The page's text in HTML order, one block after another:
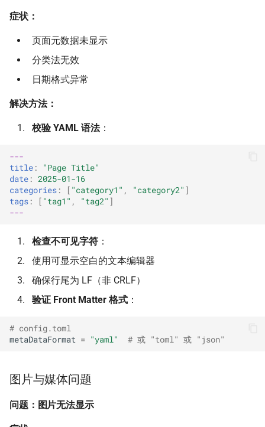
症状：
页面元数据未显示
分类法无效
日期格式异常
解决方法：
校验 YAML 语法：
---
title : "Page Title"
date : 2025-01-16
categories : [ "category1" , "category2" ]
tags : [ "tag1" , "tag2" ]
---
检查不可见字符 ：
使用可显示空白的文本编辑器
确保行尾为 LF（非 CRLF）
验证 Front Matter 格式 ：
# config.toml
metaDataFormat = "yaml" # 或 "toml" 或 "json"
图片与媒体问题
问题：图片无法显示